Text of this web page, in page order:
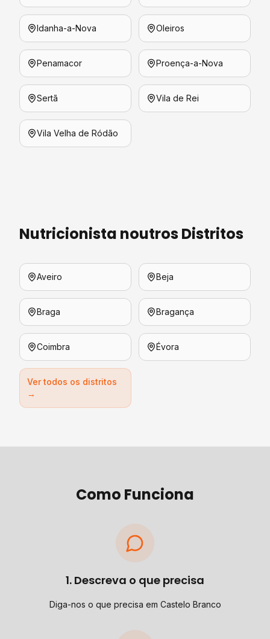
Idanha-a-Nova Oleiros
Penamacor Proença-a-Nova
Sertã Vila de Rei
Vila Velha de Ródão
Nutricionista noutros Distritos
Aveiro Beja
Braga Bragança
Coimbra Évora
Ver todos os distritos
→
Como Funciona
1. Descreva o que precisa
Diga-nos o que precisa em Castelo Branco